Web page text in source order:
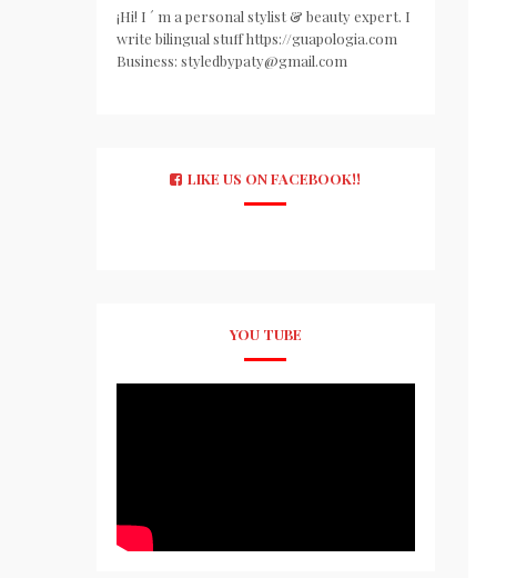
¡Hi! I ´ m a personal stylist & beauty expert. I
write bilingual stuff https://guapologia.com
Business: styledbypaty@gmail.com
LIKE US ON FACEBOOK!!
YOU TUBE